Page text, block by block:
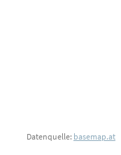
Datenquelle: basemap.at